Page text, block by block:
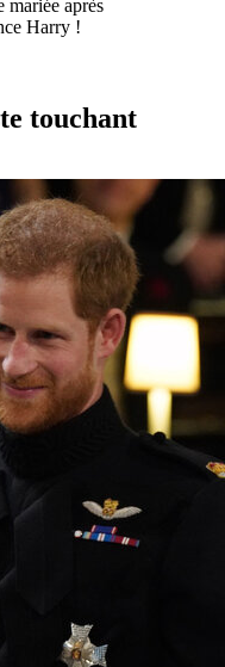
mariée après
Harry !
touchant